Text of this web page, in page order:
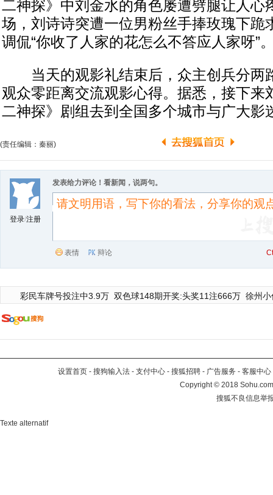
二神探》中刘金水的角色屡遭劈腿让人心
场，刘诗诗突遭一位男粉丝手捧玫瑰下跪
调侃“你收了人家的花怎么不答应人家呀”
当天的观影礼结束后，众主创兵分两
观众零距离交流观影心得。据悉，接下来
二神探》剧组去到全国多个城市与广大影
(责任编辑：秦丽)
登录/注册
发表给力评论！看新闻，说两句。
表情 辩论
彩民车牌号投注中3.9万 双色球148期开奖:头奖11注666万 徐州
设置首页 - 搜狗输入法 - 支付中心 - 搜狐招聘 - 广告服务 - 客服中心
Copyright©2018
搜狐不良信息举
Texte alternatif